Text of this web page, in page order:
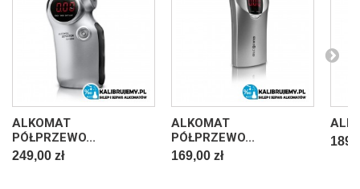
ALKOMAT
PÓŁPRZEWO...
249,00 zł
ALKOMAT
PÓŁPRZEWO...
169,00 zł